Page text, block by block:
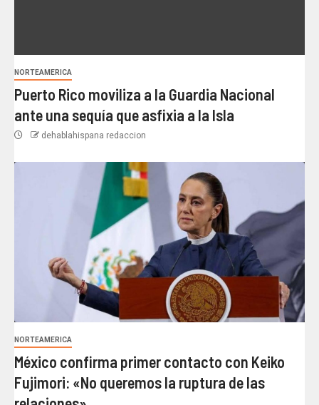
NORTEAMERICA
Puerto Rico moviliza a la Guardia Nacional
ante una sequía que asfixia a la Isla
dehablahispana redaccion
NORTEAMERICA
México confirma primer contacto con Keiko
Fujimori: «No queremos la ruptura de las